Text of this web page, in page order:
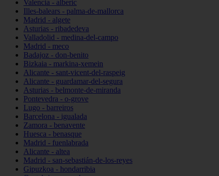
Valencia - alberic
Illes-balears - palma-de-mallorca
Madrid - algete
Asturias - ribadedeva
Valladolid - medina-del-campo
Madrid - meco
Badajoz - don-benito
Bizkaia - markina-xemein
Alicante - sant-vicent-del-raspeig
Alicante - guardamar-del-segura
Asturias - belmonte-de-miranda
Pontevedra - o-grove
Lugo - barreiros
Barcelona - igualada
Zamora - benavente
Huesca - benasque
Madrid - fuenlabrada
Alicante - altea
Madrid - san-sebastián-de-los-reyes
Gipuzkoa - hondarribia